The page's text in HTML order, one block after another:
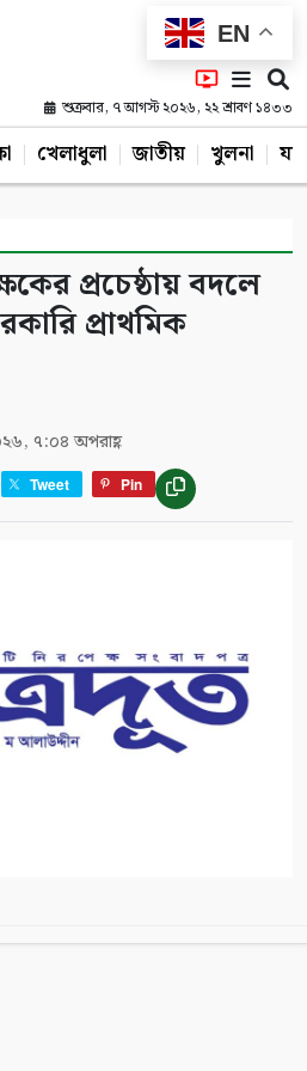
EN
শুক্রবার, ৭ আগস্ট ২০২৬, ২২ শ্রাবণ ১৪৩৩
খেলাধুলা জাতীয় খুলনা
প্রচেষ্ঠায় বদলে
প্রাথমিক
৭:০৪ অপরাহ্ণ
Tweet Pin